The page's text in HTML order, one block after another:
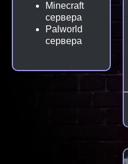
Minecraft
сервера
Palworld
сервера